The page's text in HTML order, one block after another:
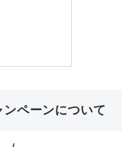
ペーンについて